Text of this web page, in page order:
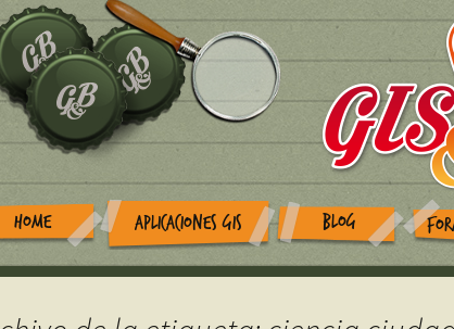
HOME APLICACIONES GIS BLOG